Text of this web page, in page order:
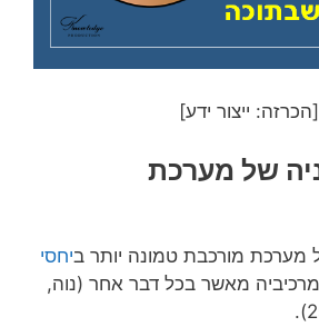
[הכרזה: ייצור ידע]
של מערכת
מערכת מורכבת טמונה יותר ביחסי
מרכיביה מאשר בכל דבר אחר (נוה,